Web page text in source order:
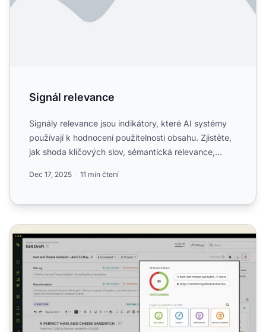
Signál relevance
Signály relevance jsou indikátory, které AI systémy
používají k hodnocení použitelnosti obsahu. Zjistěte,
jak shoda klíčových slov, sémantická relevance,
Dec 17, 2025 11 min čtení
AI Content Score